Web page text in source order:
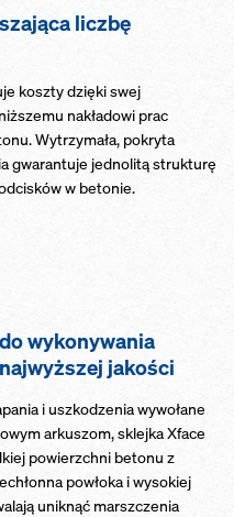
liczbę
koszty dzięki swej
nakładowi prac
Wytrzymała, pokryta
gwarantuje jednolitą strukturę
w betonie.
wykonywania
jakości
i uszkodzenia wywołane
arkuszom, sklejka Xface
powierzchni betonu z
powłoka i wysokiej
uniknąć marszczenia